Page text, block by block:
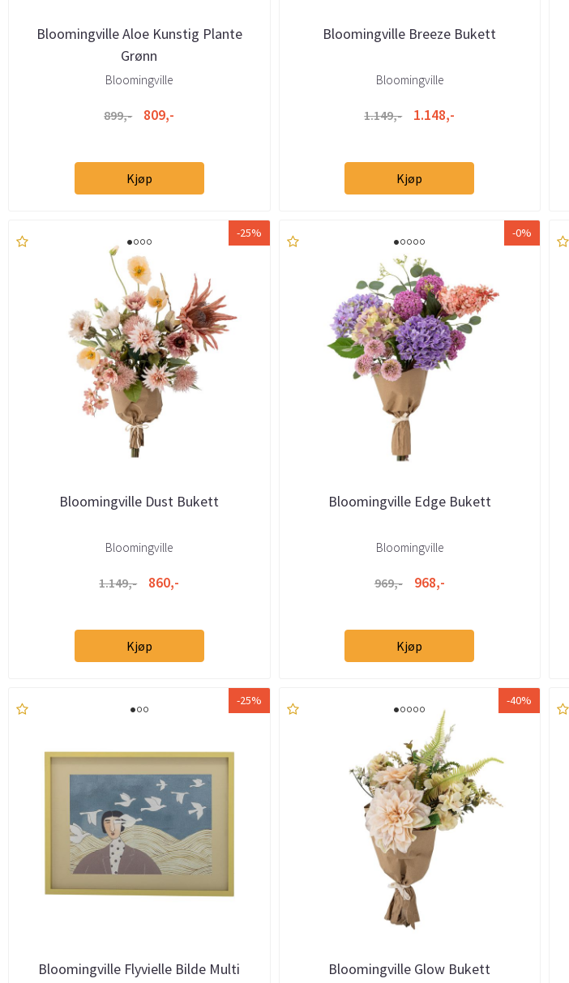
Bloomingville Aloe Kunstig Plante
Grønn
Bloomingville
899,- 809,-
Kjøp
Bloomingville Breeze Bukett
Bloomingville
1.149,- 1.148,-
Kjøp
-25%
Bloomingville Dust Bukett
Bloomingville
1.149,- 860,-
Kjøp
-0%
Bloomingville Edge Bukett
Bloomingville
969,- 968,-
Kjøp
-25%
Bloomingville Flyvielle Bilde Multi
-40%
Bloomingville Glow Bukett